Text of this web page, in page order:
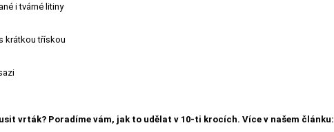
i tvárné litiny
krátkou třískou
vrták? Poradíme vám, jak to udělat v 10-ti krocích. Více v našem článku: